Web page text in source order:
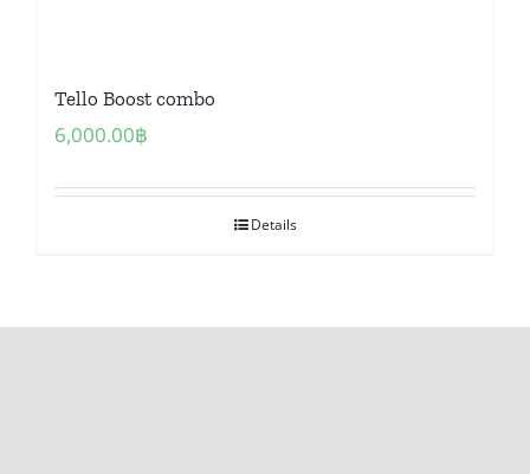
Tello Boost combo
6,000.00฿
Details